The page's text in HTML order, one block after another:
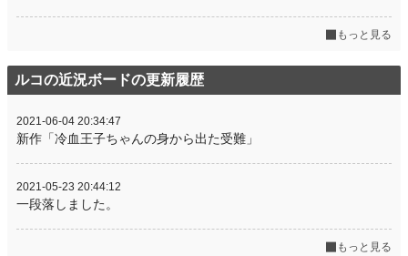
もっと見る
ルコの近況ボードの更新履歴
2021-06-04 20:34:47
新作「冷血王子ちゃんの身から出た受難」
2021-05-23 20:44:12
一段落しました。
もっと見る